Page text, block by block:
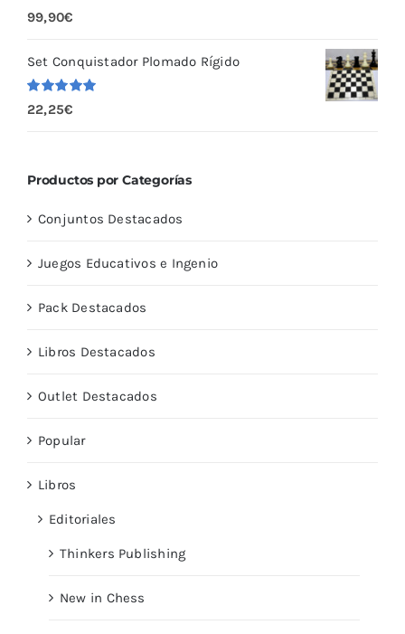
Valorado
con 5.00
99,90€
Set Conquistador Plomado Rígido
Valorado
con
5.00
22,25€
Productos por Categorías
Conjuntos Destacados
Juegos Educativos e Ingenio
Pack Destacados
Libros Destacados
Outlet Destacados
Popular
Libros
Editoriales
Thinkers Publishing
New in Chess